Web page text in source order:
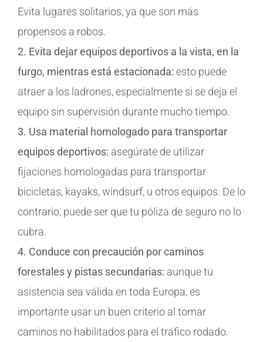
Evita lugares solitarios, ya que son más
propensos a robos.
2. Evita dejar equipos deportivos a la vista, en la
furgo, mientras está estacionada: esto puede
atraer a los ladrones, especialmente si se deja el
equipo sin supervisión durante mucho tiempo.
3. Usa material homologado para transportar
equipos deportivos: asegúrate de utilizar
fijaciones homologadas para transportar
bicicletas, kayaks, windsurf, u otros equipos. De lo
contrario, puede ser que tu póliza de seguro no lo
cubra.
4. Conduce con precaución por caminos
forestales y pistas secundarias: aunque tu
asistencia sea válida en toda Europa, es
importante usar un buen criterio al tomar
caminos no habilitados para el tráfico rodado.